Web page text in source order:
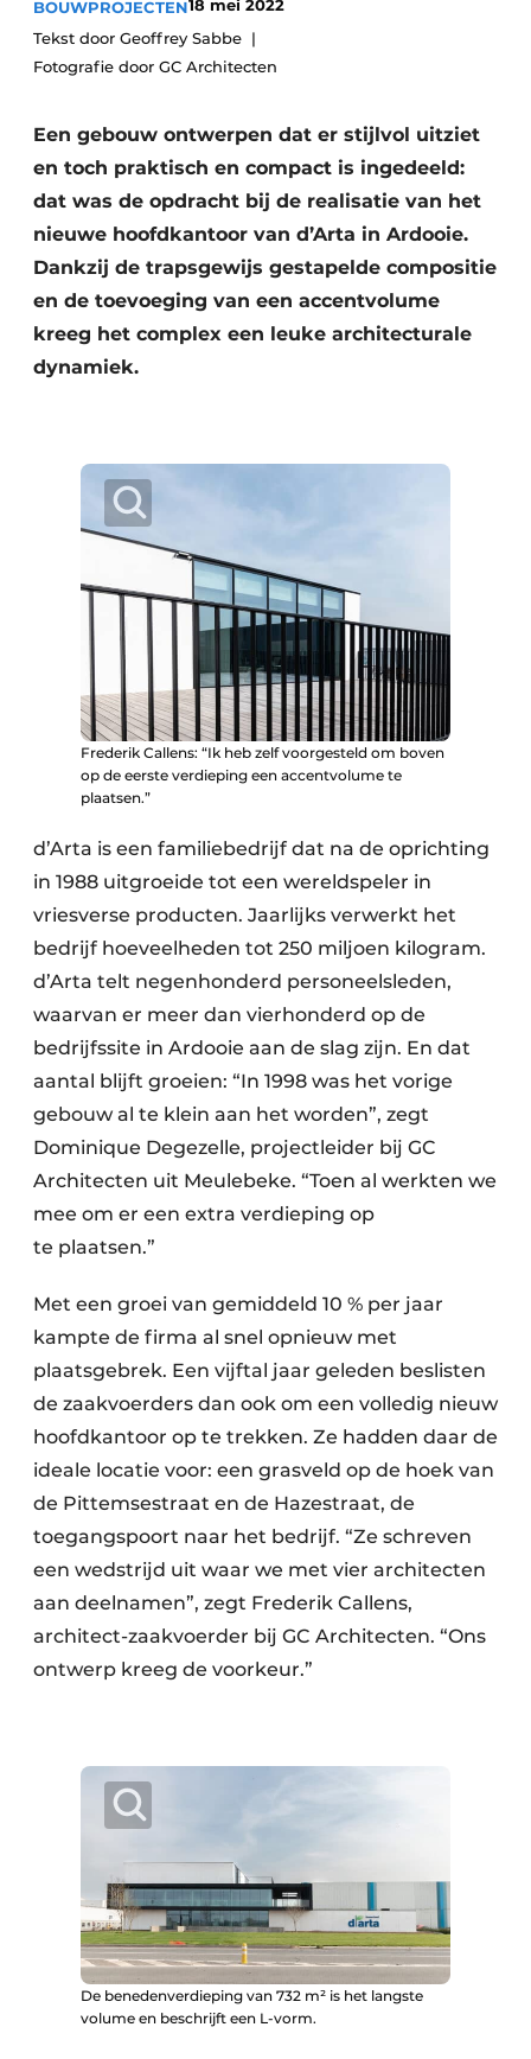
Vacatures
Aanmelden
Bedrijven
Contact
Akoestiek
Brandveiligheid
Evenementen
Dak & Gevel
Houtbouw
Interieurarchitectuur
Keukens
Renovatie
Software
Toegangscontrole
Veiligheid & Opleiding
Zonwering
BOUWPROJECTEN18 mei 2022
Tekst door Geoffrey Sabbe
Fotografie door GC Architecten
Een gebouw ontwerpen dat er stijlvol uitziet
en toch praktisch en compact is ingedeeld:
dat was de opdracht bij de realisatie van het
nieuwe hoofdkantoor van d’Arta in Ardooie.
Dankzij de trapsgewijs gestapelde compositie
en de toevoeging van een accentvolume
kreeg het complex een leuke architecturale
dynamiek.
Frederik Callens: “Ik heb zelf voorgesteld om boven
op de eerste verdieping een accentvolume te
plaatsen.”
d’Arta is een familiebedrijf dat na de oprichting
in 1988 uitgroeide tot een wereldspeler in
vriesverse producten. Jaarlijks verwerkt het
bedrijf hoeveelheden tot 250 miljoen kilogram.
d’Arta telt negenhonderd personeelsleden,
waarvan er meer dan vierhonderd op de
bedrijfssite in Ardooie aan de slag zijn. En dat
aantal blijft groeien: “In 1998 was het vorige
gebouw al te klein aan het worden”, zegt
Dominique Degezelle, projectleider bij GC
Architecten uit Meulebeke. “Toen al werkten we
mee om er een extra verdieping op
te plaatsen.”
Met een groei van gemiddeld 10 % per jaar
kampte de firma al snel opnieuw met
plaatsgebrek. Een vijftal jaar geleden beslisten
de zaakvoerders dan ook om een volledig nieuw
hoofdkantoor op te trekken. Ze hadden daar de
ideale locatie voor: een grasveld op de hoek van
de Pittemsestraat en de Hazestraat, de
toegangspoort naar het bedrijf. “Ze schreven
een wedstrijd uit waar we met vier architecten
aan deelnamen”, zegt Frederik Callens,
architect-zaakvoerder bij GC Architecten. “Ons
ontwerp kreeg de voorkeur.”
De benedenverdieping van 732 m² is het langste
volume en beschrijft een L-vorm.